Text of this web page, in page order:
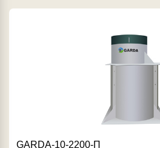
GARDA-10-2200-П